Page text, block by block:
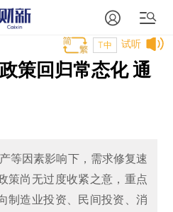
试听
T中
策回归常态化 通
等因素影响下，需求修复速
策尚无过度收紧之意，重点
制造业投资、民间投资、消